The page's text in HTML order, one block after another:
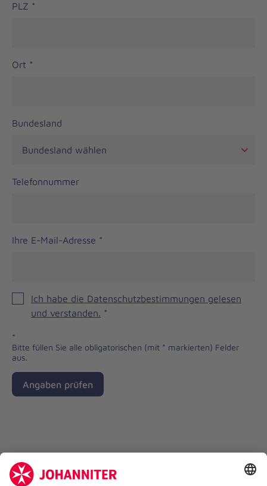
PLZ *
Ort *
Bundesland
Telefonnummer
Ihre E-Mail-Adresse *
Ich habe die Datenschutzbestimmungen gelesen
und verstanden. *
*
Bitte füllen Sie alle obligatorischen (mit * markierten) Felder
aus.
Angaben prüfen